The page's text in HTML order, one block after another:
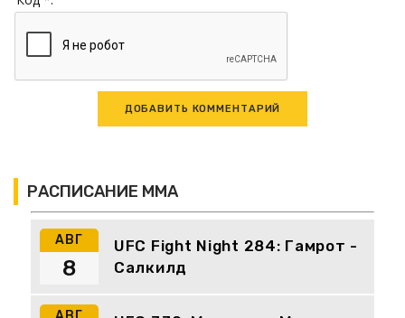
РАСПИСАНИЕ ММА
АВГ
UFC Fight Night 284: Гамрот -
Салкилд
8